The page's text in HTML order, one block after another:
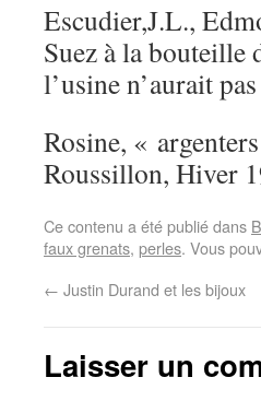
Escudier,J.L.,
Suez à la bouteille
l’usine n’aurait
Rosine, «
Roussillon, Hiver
Ce contenu a été publié dans
faux grenats, perles. Vous
← Justin Durand et les bijoux
Laisser un